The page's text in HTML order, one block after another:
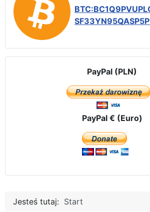
PayPal (PLN)
PayPal € (Euro)
Jesteś tutaj: Start